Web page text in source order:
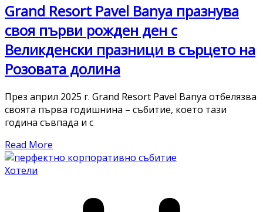
Grand Resort Pavel Banya празнува
своя първи рожден ден с
Великденски празници в сърцето на
Розовата долина
През април 2025 г. Grand Resort Pavel Banya отбелязва
своята първа годишнина – събитие, което тази
година съвпада и с
Read More
Хотели